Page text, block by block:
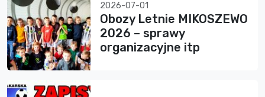
2026-07-01
Obozy Letnie MIKOSZEWO
2026 – sprawy
organizacyjne itp